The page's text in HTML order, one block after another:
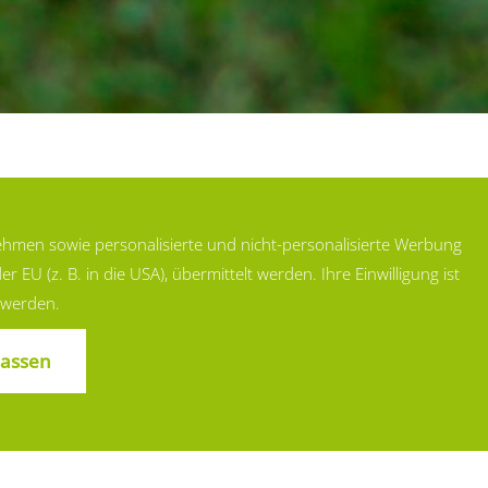
sowie personalisierte und nicht-personalisierte Werbung
EU (z. B. in die USA), übermittelt werden. Ihre Einwilligung ist
Wald